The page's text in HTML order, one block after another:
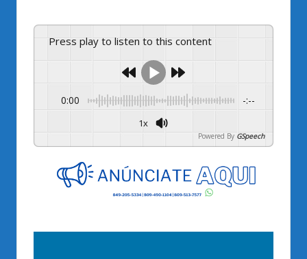
Press play to listen to this content
0:00 -:--
1x
Powered By GSpeech